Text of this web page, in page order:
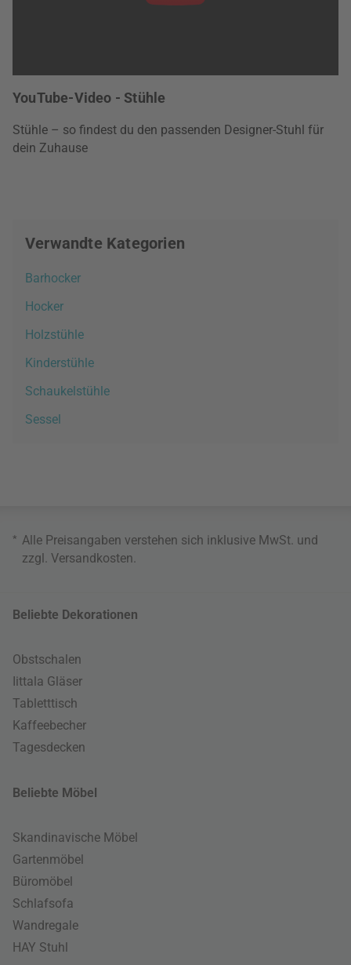
YouTube-Video - Stühle
Stühle – so findest du den passenden Designer-Stuhl für
dein Zuhause
Verwandte Kategorien
Barhocker
Hocker
Holzstühle
Kinderstühle
Schaukelstühle
Sessel
* Alle Preisangaben verstehen sich inklusive MwSt. und
zzgl. Versandkosten.
Beliebte Dekorationen
Obstschalen
Iittala Gläser
Tabletttisch
Kaffeebecher
Tagesdecken
Beliebte Möbel
Skandinavische Möbel
Gartenmöbel
Büromöbel
Schlafsofa
Wandregale
HAY Stuhl